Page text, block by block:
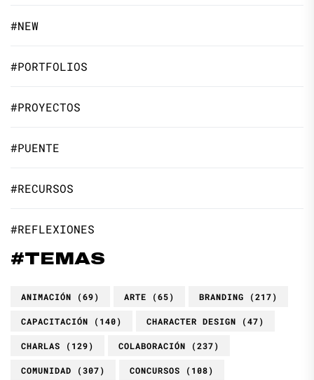
#NEW
#PORTFOLIOS
#PROYECTOS
#PUENTE
#RECURSOS
#REFLEXIONES
#TEMAS
ANIMACIÓN (69) ARTE (65) BRANDING (217)
CAPACITACIÓN (140) CHARACTER DESIGN (47)
CHARLAS (129) COLABORACIÓN (237)
COMUNIDAD (307) CONCURSOS (108)